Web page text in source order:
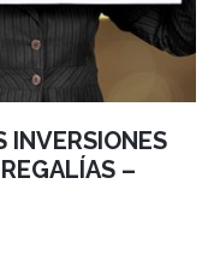
INVERSIONES
–